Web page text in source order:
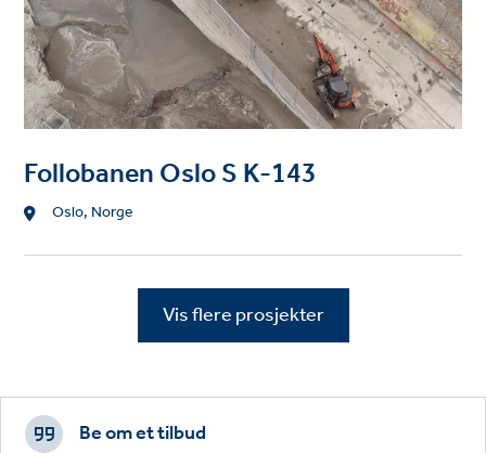
Follobanen Oslo S K-143
Location
Oslo, Norge
Vis flere prosjekter
Footer
CTAs
Be om et tilbud